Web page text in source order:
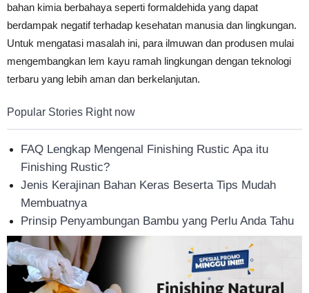
Tahan
Lama
bahan kimia berbahaya seperti formaldehida yang dapat
berdampak negatif terhadap kesehatan manusia dan lingkungan.
Untuk mengatasi masalah ini, para ilmuwan dan produsen mulai
mengembangkan lem kayu ramah lingkungan dengan teknologi
terbaru yang lebih aman dan berkelanjutan.
Popular Stories Right now
FAQ Lengkap Mengenal Finishing Rustic Apa itu
Finishing Rustic?
Jenis Kerajinan Bahan Keras Beserta Tips Mudah
Membuatnya
Prinsip Penyambungan Bambu yang Perlu Anda Tahu